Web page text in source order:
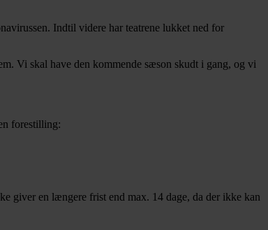
Indtil videre har teatrene lukket ned for
Vi skal have den kommende sæson skudt i gang, og vi
forestilling:
giver en længere frist end max. 14 dage, da der ikke kan